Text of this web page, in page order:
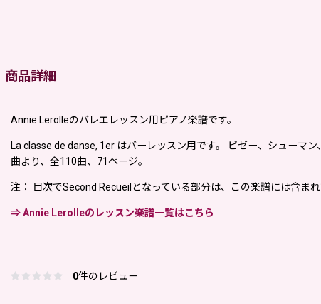
商品詳細
Annie Lerolleのバレエレッスン用ピアノ楽譜です。
La classe de danse, 1er はバーレッスン用です。 ビゼー、シューマ
曲より、全110曲、71ページ。
注： 目次でSecond Recueilとなっている部分は、この楽譜には含ま
⇒ Annie Lerolleのレッスン楽譜一覧はこちら
0件のレビュー